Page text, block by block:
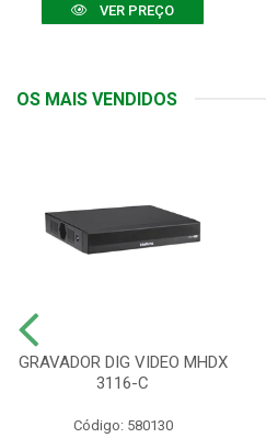
VER PREÇO
OS MAIS VENDIDOS
GRAVADOR DIG VIDEO MHDX
3116-C
Código: 580130